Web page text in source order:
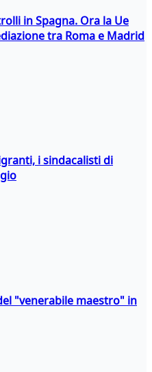
in Spagna. Ora la Ue
tra Roma e Madrid
i sindacalisti di
"venerabile maestro" in